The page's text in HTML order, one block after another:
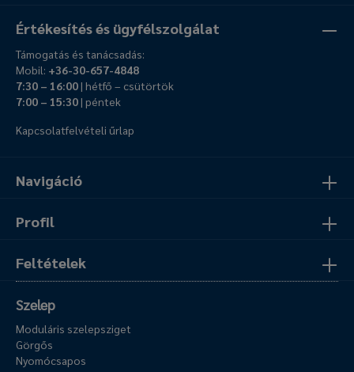
Navigáció
Profil
Feltételek
Értékesítés és ügyfélszolgálat
Támogatás és tanácsadás:
Mobil: +36-30-657-4848
7:30 – 16:00| hétfő – csütörtök
7:00 – 15:30| péntek
Kapcsolatfelvételi űrlap
Szelep
Moduláris szelepsziget
Görgős
Nyomócsapos